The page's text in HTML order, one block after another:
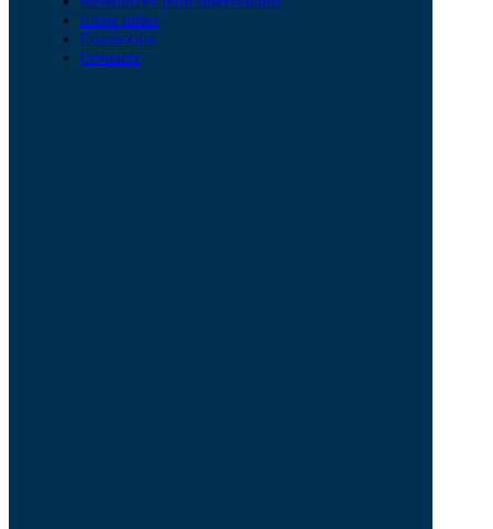
Liens utiles
Connexion
Contacts